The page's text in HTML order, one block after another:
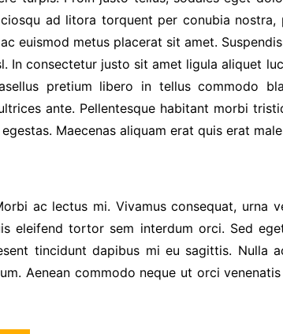
ad litora torquent per conubia nostra,
euismod metus placerat sit amet.
In consectetur justo sit amet ligula aliquet
pretium libero in tellus commodo
ante. Pellentesque habitant morbi
Maecenas aliquam erat quis erat
ac lectus mi. Vivamus consequat, urna
eleifend tortor sem interdum orci. Sed
tincidunt dapibus mi eu sagittis. Nulla
Aenean commodo neque ut orci